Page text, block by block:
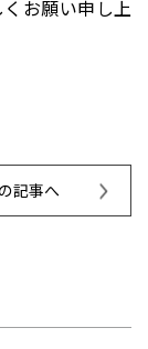
お願い申し上
記事へ